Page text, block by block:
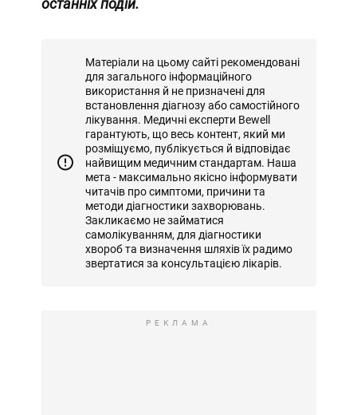
останніх подій.
Матеріали на цьому сайті рекомендовані
для загального інформаційного
використання й не призначені для
встановлення діагнозу або самостійного
лікування. Медичні експерти Bewell
гарантують, що весь контент, який ми
розміщуємо, публікується й відповідає
найвищим медичним стандартам. Наша
мета - максимально якісно інформувати
читачів про симптоми, причини та
методи діагностики захворювань.
Закликаємо не займатися
самолікуванням, для діагностики
хвороб та визначення шляхів їх радимо
звертатися за консультацією лікарів.
РЕКЛАМА